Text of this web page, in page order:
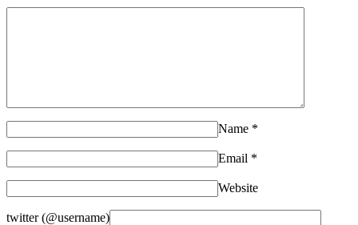
Name *
Email *
Website
twitter (@username)